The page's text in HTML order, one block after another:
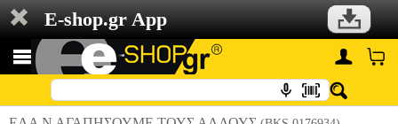
E-shop.gr App